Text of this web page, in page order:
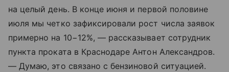
на целый день. В конце июня и первой половине
июля мы четко зафиксировали рост числа заявок
примерно на 10−12%, — рассказывает сотрудник
пункта проката в Краснодаре Антон Александров.
— Думаю, это связано с бензиновой ситуацией.